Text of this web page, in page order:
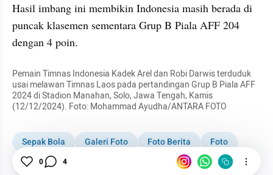
Hasil imbang ini membikin Indonesia masih berada di
puncak klasemen sementara Grup B Piala AFF 204
dengan 4 poin.
Pemain Timnas Indonesia Kadek Arel dan Robi Darwis terduduk
usai melawan Timnas Laos pada pertandingan Grup B Piala AFF
2024 di Stadion Manahan, Solo, Jawa Tengah, Kamis
(12/12/2024). Foto: Mohammad Ayudha/ANTARA FOTO
Sepak Bola Galeri Foto Foto Berita
Foto
Timnas Indonesia
Piala AFF
0 4